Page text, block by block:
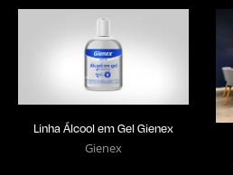
Linha Álcool em Gel Gienex
Gienex